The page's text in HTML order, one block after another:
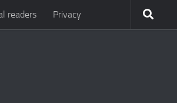
readers Privacy